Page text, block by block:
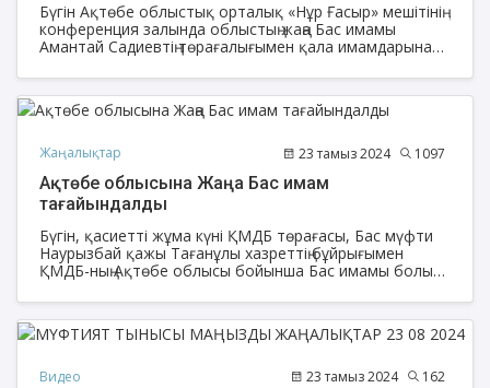
Бүгін Ақтөбе облыстық орталық «Нұр Ғасыр» мешітінің
конференция залында облыстың жаңа Бас имамы
Амантай Садиевтің төрағалығымен қала имамдарына
Жаңалықтар 23 тамыз 2024 1097
Ақтөбе облысына Жаңа Бас имам
тағайындалды
Бүгін, қасиетті жұма күні ҚМДБ төрағасы, Бас мүфти
Наурызбай қажы Тағанұлы хазреттің бұйрығымен
ҚМДБ-ның Ақтөбе облысы бойынша Бас имамы болып
Видео 23 тамыз 2024 162